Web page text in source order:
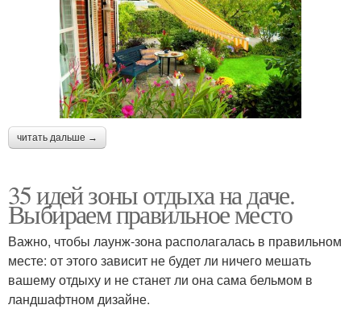
читать дальше →
35 идей зоны отдыха на даче.
Выбираем правильное место
Важно, чтобы лаунж-зона располагалась в правильном
месте: от этого зависит не будет ли ничего мешать
вашему отдыху и не станет ли она сама бельмом в
ландшафтном дизайне.